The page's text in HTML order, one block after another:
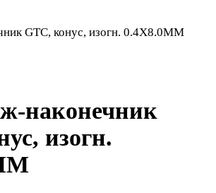
GTC, конус, изогн. 0.4X8.0MM
наконечник
изогн.